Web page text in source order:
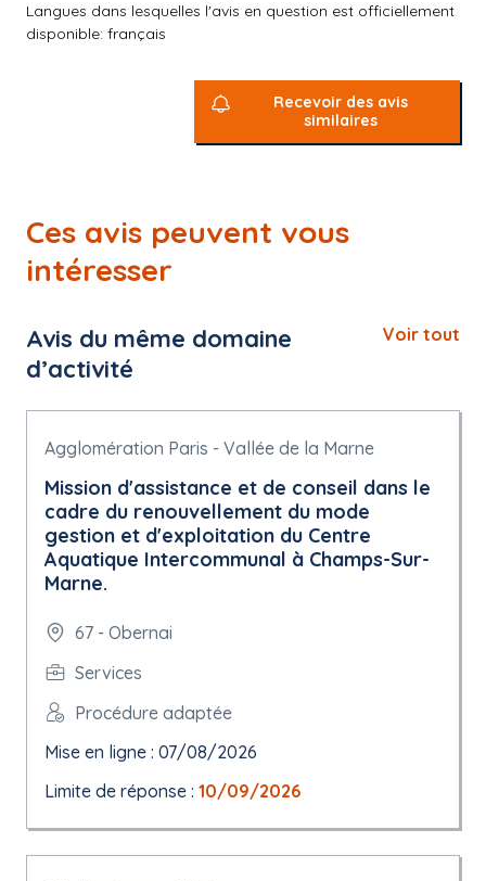
Langues dans lesquelles l'avis en question est officiellement
disponible: français
Recevoir des avis
similaires
Ces avis peuvent vous
intéresser
Avis du même domaine
d’activité
Voir tout
Agglomération Paris - Vallée de la Marne
Mission d'assistance et de conseil dans le
cadre du renouvellement du mode
gestion et d'exploitation du Centre
Aquatique Intercommunal à Champs-Sur-
Marne.
67 - Obernai
Services
Procédure adaptée
Mise en ligne : 07/08/2026
Limite de réponse : 10/09/2026